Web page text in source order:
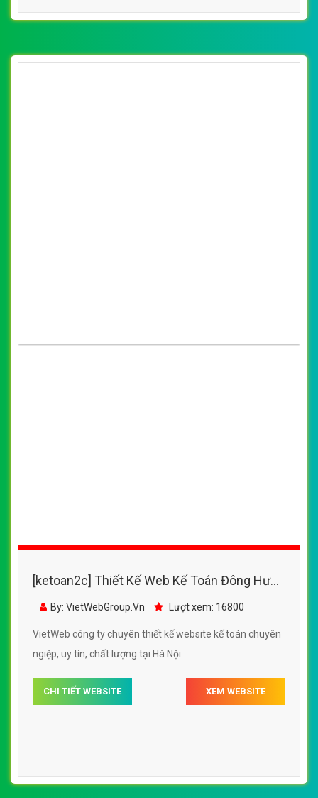
[ketoan2c] Thiết Kế Web Kế Toán Đông Hưng
đẹp, chuyên nghiệp chuẩn SEO
By: VietWebGroup.Vn Lượt xem: 16800
VietWeb công ty chuyên thiết kế website kế toán chuyên
ngiệp, uy tín, chất lượng tại Hà Nội
CHI TIẾT WEBSITE XEM WEBSITE